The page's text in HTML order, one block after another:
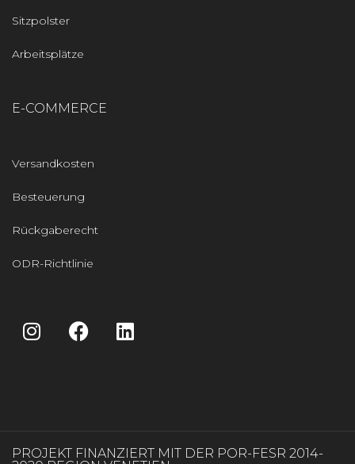
Sitzpolster
Arbeitsplätze
E-COMMERCE
Versandkosten
Besteuerung
Rückgaberecht
ODR-Richtlinie
PROJEKT FINANZIERT MIT DER POR-FESR 2014-